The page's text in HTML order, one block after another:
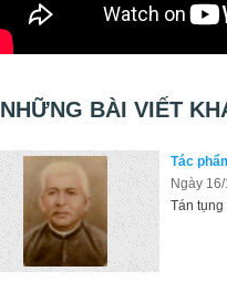
NHỮNG BÀI VIẾT
Tác
Ngày
Tán tụng